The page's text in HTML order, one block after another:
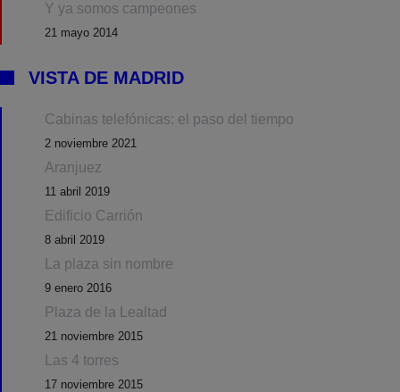
Y ya somos campeones
21 mayo 2014
VISTA DE MADRID
Cabinas telefónicas: el paso del tiempo
2 noviembre 2021
Aranjuez
11 abril 2019
Edificio Carrión
8 abril 2019
La plaza sin nombre
9 enero 2016
Plaza de la Lealtad
21 noviembre 2015
Las 4 torres
17 noviembre 2015